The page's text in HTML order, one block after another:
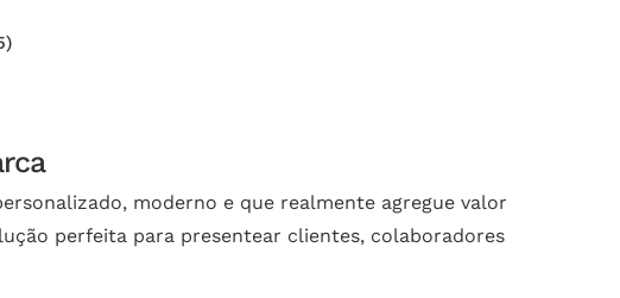
moderno e que realmente agregue valor
perfeita para presentear clientes, colaboradores